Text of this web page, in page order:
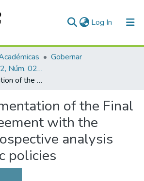
Log In (current)
Gobernar
Gobernar, Vol. 02, Núm. 02 (2018)
The implementation of the Final Peace Agreement with the FARC: a prospective analysis from public policies
of the Final
with the
analysis
policies